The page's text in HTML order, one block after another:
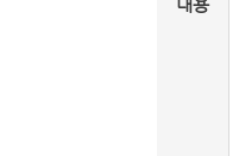
내용